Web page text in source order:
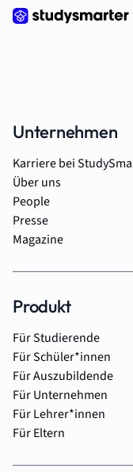
Unternehmen
Karriere bei
Über uns
People
Presse
Magazine
Produkt
Für Studierende
Für Schüler*innen
Für Auszubildende
Für Unternehmen
Für Lehrer*innen
Für Eltern